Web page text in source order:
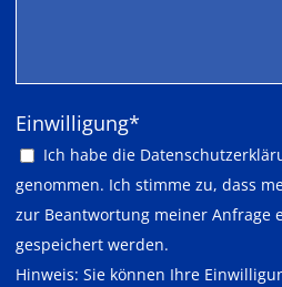
Pflichtfeld
Einwilligung*
Ich habe die
genommen. Ich stimme zu, dass
zur Beantwortung meiner Anfrage
gespeichert werden.
Hinweis: Sie können Ihre